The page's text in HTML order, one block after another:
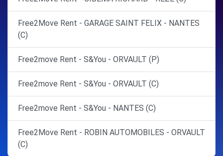
Free2Move Rent - GARAGE SAINT FELIX - NANTES
(C)
Free2move Rent - S&You - ORVAULT (P)
Free2move Rent - S&You - ORVAULT (C)
Free2move Rent - S&You - NANTES (C)
Free2Move Rent - ROBIN AUTOMOBILES - ORVAULT
(C)